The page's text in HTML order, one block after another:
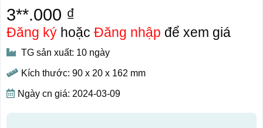
3**.000 ₫
Đăng kýhoặc Đăng nhập để xem giá
TG sản xuất: 10 ngày
Kích thước: 90 x 20 x 162 mm
Ngày cn giá: 2024-03-09